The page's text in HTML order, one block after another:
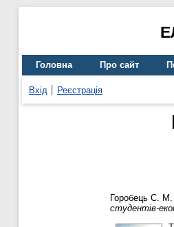
Головна Про сайт
Вхід Реєстрація
Горобець С. М.
студентів-